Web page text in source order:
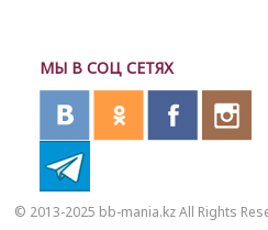
МЫ В СОЦ СЕТЯХ
© 2013-2025 bb-mania.kz All Rights